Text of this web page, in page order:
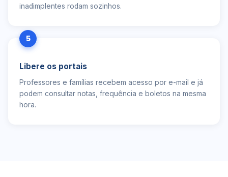
inadimplentes rodam sozinhos.
5
Libere os portais
Professores e famílias recebem acesso por e-mail e já
podem consultar notas, frequência e boletos na mesma
hora.